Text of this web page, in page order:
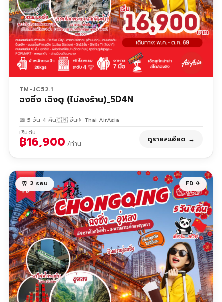
TM-JC52.1
ฉงชิ่ง เฉิงตู (ไม่ลงร้าน)_5D4N
📅 5 วัน 4 คืน🇨🇳 จีน✈ Thai AirAsia
เริ่มต้น
฿16,900 /ท่าน ดูรายละเอียด →
⏰ 2 รอบ FD ✈